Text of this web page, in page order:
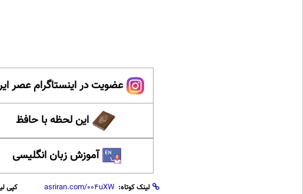
عضویت در اینستاگرام عصر
این لحظه با حافظ
آموزش زبان انگلیسی
لینک کوتاه: کپی